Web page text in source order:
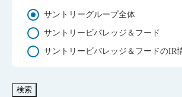
サントリーグループ全体
サントリービバレッジ＆フード
サントリービバレッジ＆フードのIR
検索